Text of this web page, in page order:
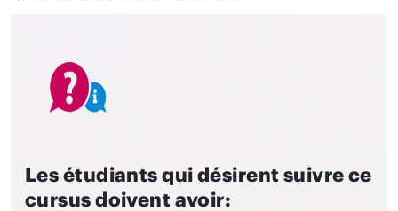
Les étudiants qui désirent suivre ce
cursus doivent avoir: